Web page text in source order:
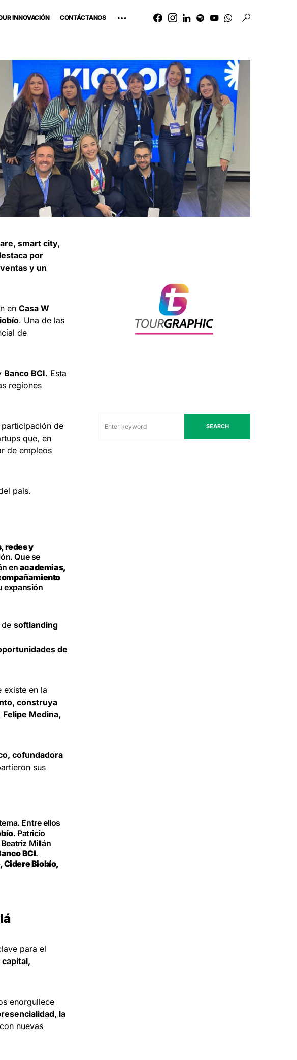
INNOVACIÓN CONTÁCTANOS
smart city,
por
y un
en Casa W
. Una de las
de
Banco BCI. Esta
regiones
de
que, en
de empleos
país.
redes y
Que se
en academias,
expansión
softlanding
de
existe en la
construya
Felipe Medina,
cofundadora
sus
Entre ellos
. Patricio
Millán
BCI.
Cidere Biobío,
para el
enorgullece
la
nuevas
SEARCH